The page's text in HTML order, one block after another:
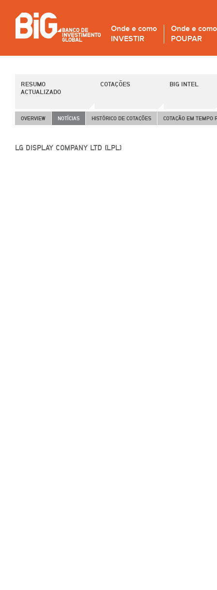
Onde e como
INVESTIR
Onde e como
POUPAR
RESUMO
ACTUALIZADO
COTAÇÕES BIG INTEL
OVERVIEW NOTÍCIAS HISTÓRICO DE COTAÇÕES COTAÇÃO EM TEMPO
LG DISPLAY COMPANY LTD (LPL)